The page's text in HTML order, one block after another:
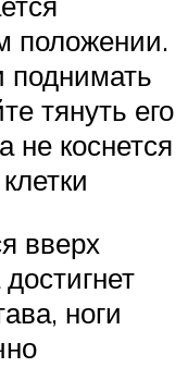
положении.
поднимать
тянуть его
не коснется
вверх
ноги